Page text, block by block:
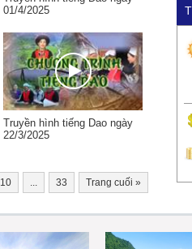
01/4/2025
Truyền hình tiếng Dao ngày
22/3/2025
10 ... 33 Trang cuối »